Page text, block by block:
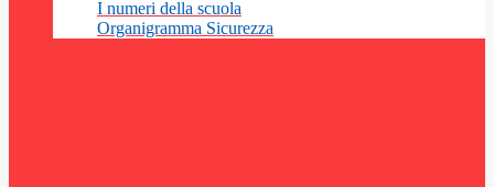
I numeri della scuola
Organigramma Sicurezza